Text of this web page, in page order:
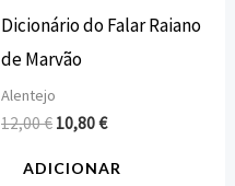
Dicionário do Falar Raiano
de Marvão
Alentejo
12,00€ 10,80€
ADICIONAR